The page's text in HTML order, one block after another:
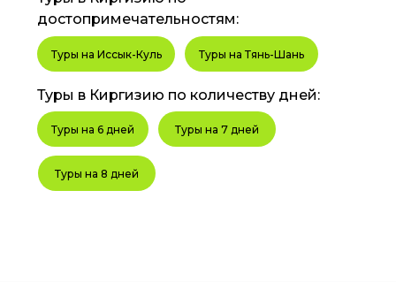
Туры на Тянь-Шань
Туры на Иссык-Куль
Туры на 6 дней Туры на 7 дней
Туры на 8 дней
достопримечательностям:
Туры в Киргизию по количеству дней: